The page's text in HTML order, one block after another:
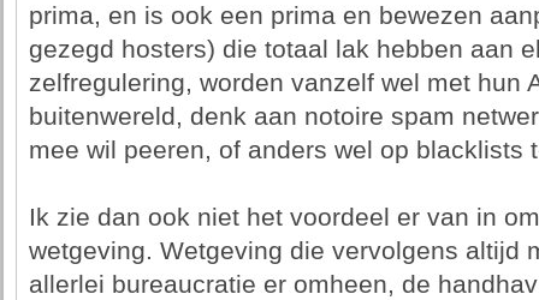
prima, en is ook een prima en bewezen
gezegd hosters) die totaal lak hebben aan
zelfregulering, worden vanzelf wel met hun
buitenwereld, denk aan notoire spam
mee wil peeren, of anders wel op blacklists
Ik zie dan ook niet het voordeel er van in
wetgeving. Wetgeving die vervolgens altijd
allerlei bureaucratie er omheen, de